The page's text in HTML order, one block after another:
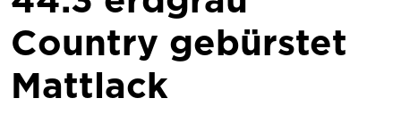
Country gebürstet
Mattlack